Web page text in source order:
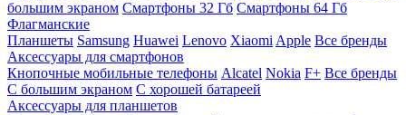
большим экраном Смартфоны 32 Гб Смартфоны 64 Гб
Флагманские
Планшеты Samsung Huawei Lenovo Xiaomi Apple Все бренды
Аксессуары для смартфонов
Кнопочные мобильные телефоны Alcatel Nokia F+ Все бренды
С большим экраном С хорошей батареей
Аксессуары для планшетов